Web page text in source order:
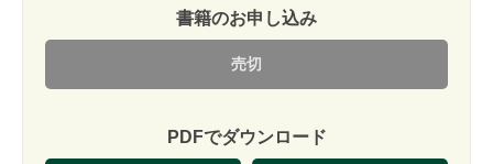
書籍のお申し込み
売切
PDFでダウンロード